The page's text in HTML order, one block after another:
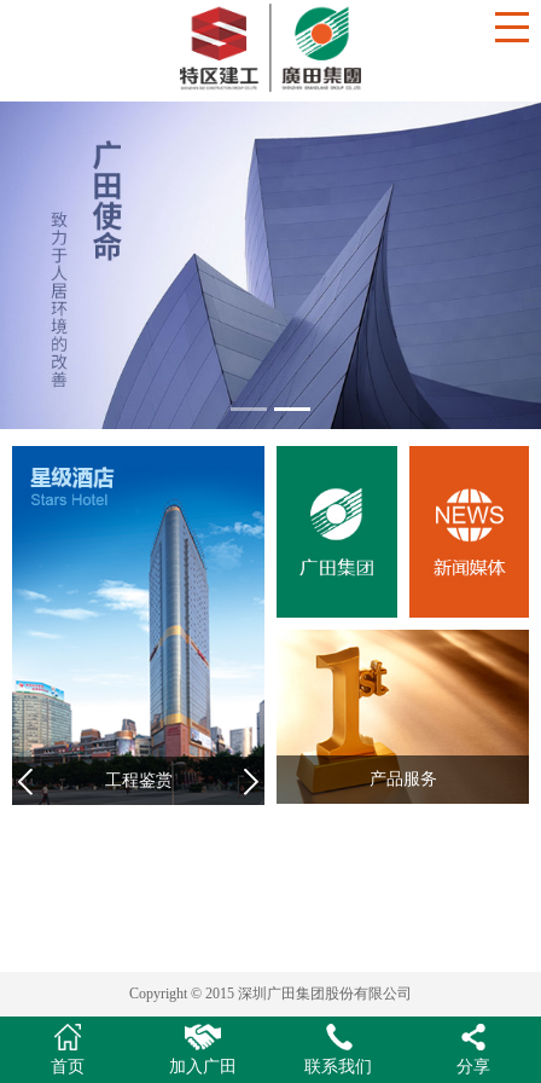
工程鉴赏 产品服务
Copyright © 2015 深圳广田集团股份有限公司
首页 加入广田 联系我们 分享